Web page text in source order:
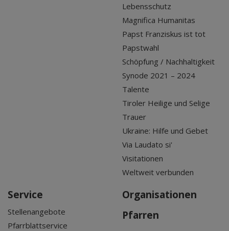
Lebensschutz
Magnifica Humanitas
Papst Franziskus ist tot
Papstwahl
Schöpfung / Nachhaltigkeit
Synode 2021 – 2024
Talente
Tiroler Heilige und Selige
Trauer
Ukraine: Hilfe und Gebet
Via Laudato si'
Visitationen
Weltweit verbunden
Service
Stellenangebote
Pfarrblattservice
Organisationen
Pfarren